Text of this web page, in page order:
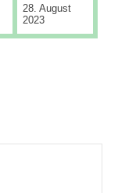
28. August
2023